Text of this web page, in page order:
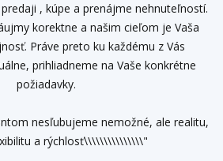
, kúpe a prenájme nehnuteľností.
korektne a našim cieľom je Vaša
Práve preto ku každému z Vás
prihliadneme na Vaše konkrétne
požiadavky.
nesľubujeme nemožné, ale realitu,
a rýchlosť\\\\\\\\\\\\\\\"